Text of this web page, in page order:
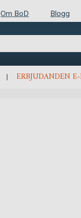
Om BoD Blogg
ERBJUDANDEN